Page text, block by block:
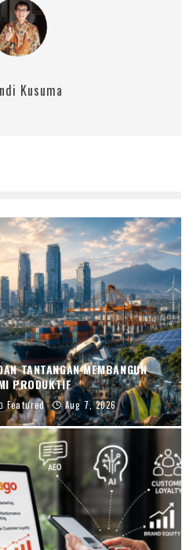
Kusuma
TANTANGAN MEMBANGUN
PRODUKTIF
Featured Aug 7, 2026